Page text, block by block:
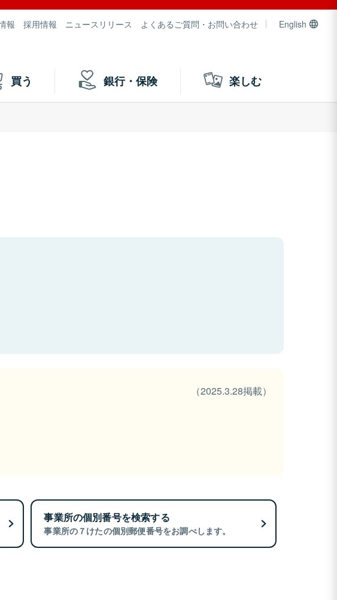
報 採用情報 ニュースリリース よくあるご質問・お問い合わせ English
買う 銀行・保険 楽しむ
（2025.3.28掲載）
事業所の個別番号を検索する
事業所の７けたの個別郵便番号をお調べします。